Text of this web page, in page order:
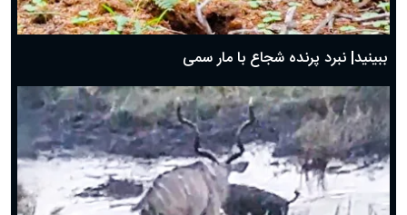
ببینید| نبرد پرنده شجاع با مار سمی